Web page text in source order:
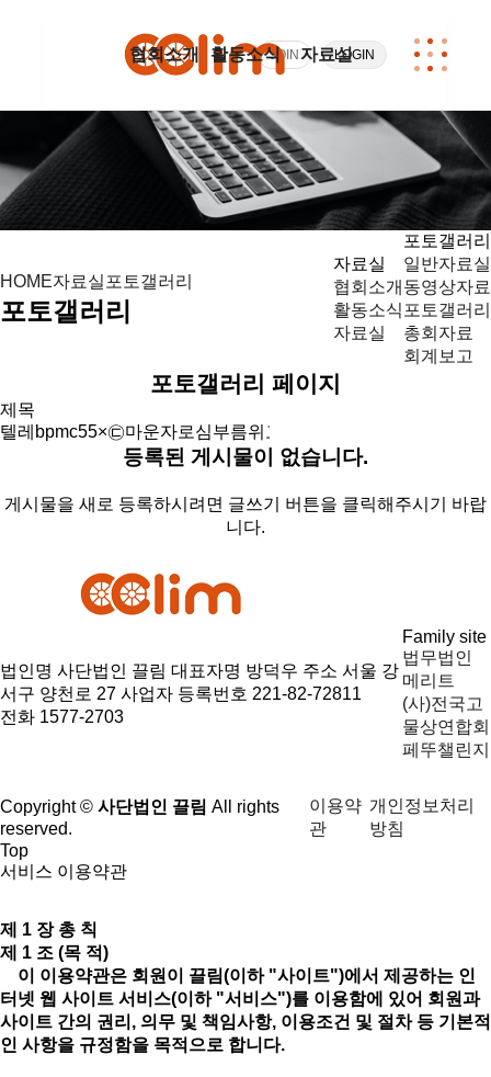
협회소개 활동소식 자료실
JOIN LOGIN
HOME자료실 포토갤러리
포토갤러리
자료실
협회소개
활동소식
자료실
포토갤러리
일반자료실
동영상자료
포토갤러리
총회자료
회계보고
포토갤러리 페이지
등록된 게시물이 없습니다.
게시물을 새로 등록하시려면 글쓰기 버튼을 클릭해주시기 바랍
니다.
법인명 사단법인 끌림 대표자명 방덕우 주소 서울 강
서구 양천로 27 사업자 등록번호 221-82-72811
전화 1577-2703
Family site
법무법인
메리트
(사)전국고
물상연합회
페뚜챌린지
Copyright © 사단법인 끌림 All rights
reserved.
이용약
관
개인정보처리
방침
Top
서비스 이용약관
제 1 장 총 칙
제 1 조 (목 적)
이 이용약관은 회원이 끌림(이하 "사이트")에서 제공하는 인
터넷 웹 사이트 서비스(이하 "서비스")를 이용함에 있어 회원과
사이트 간의 권리, 의무 및 책임사항, 이용조건 및 절차 등 기본적
인 사항을 규정함을 목적으로 합니다.